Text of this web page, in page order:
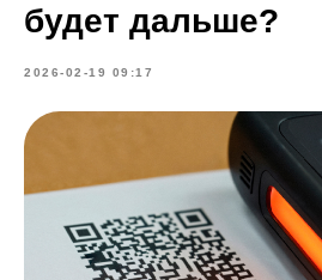
будет дальше?
2026-02-19 09:17